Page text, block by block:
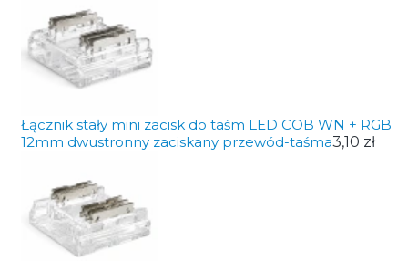
Łącznik stały mini zacisk do taśm LED COB WN + RGB
12mm dwustronny zaciskany przewód-taśma3,10 zł